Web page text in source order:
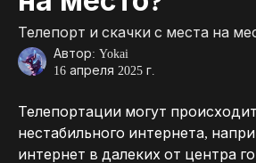
Телепорт и скачки с места на
Автор: Yokai
16 апреля 2025 г.
Телепортации могут
нестабильного интернета,
интернет в далеких от центра